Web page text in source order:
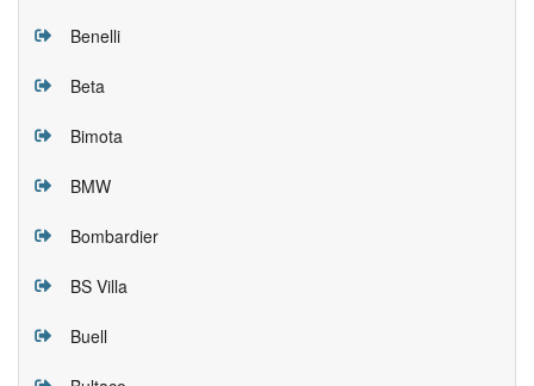
Benelli
Beta
Bimota
BMW
Bombardier
BS Villa
Buell